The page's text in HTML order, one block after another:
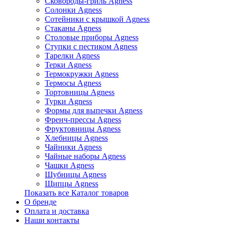
Солонки Agness
Сотейники с крышкой Agness
Стаканы Agness
Столовые приборы Agness
Ступки с пестиком Agness
Тарелки Agness
Терки Agness
Термокружки Agness
Термосы Agness
Тортовницы Agness
Турки Agness
Формы для выпечки Agness
Френч-прессы Agness
Фруктовницы Agness
Хлебницы Agness
Чайники Agness
Чайные наборы Agness
Чашки Agness
Шубницы Agness
Щипцы Agness
Показать все Каталог товаров
О бренде
Оплата и доставка
Наши контакты